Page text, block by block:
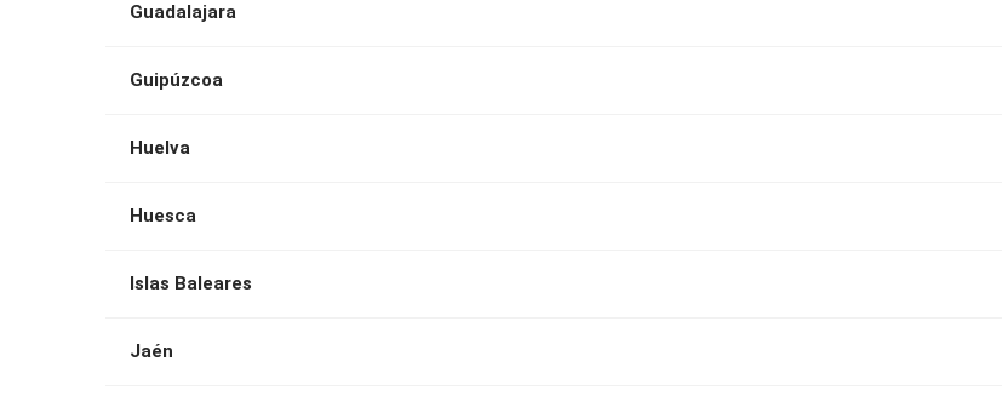
Guadalajara
Guipúzcoa
Huelva
Huesca
Islas Baleares
Jaén